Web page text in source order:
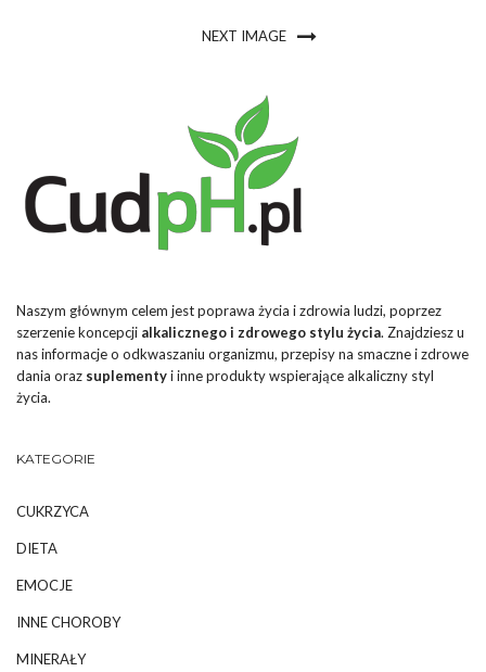
NEXT IMAGE
Naszym głównym celem jest poprawa życia i zdrowia ludzi, poprzez
szerzenie koncepcji alkalicznego i zdrowego stylu życia. Znajdziesz u
nas informacje o odkwaszaniu organizmu, przepisy na smaczne i zdrowe
dania oraz suplementyi inne produkty wspierające alkaliczny styl
życia.
KATEGORIE
CUKRZYCA
DIETA
EMOCJE
INNE CHOROBY
MINERAŁY